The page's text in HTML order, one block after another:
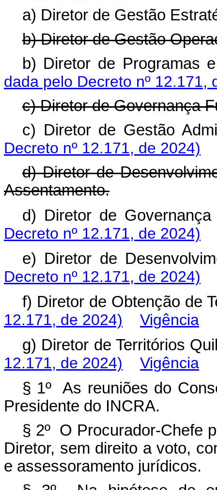
a) Diretor de Gestão
b) Diretor de Gestão
b) Diretor de
dada pelo Decreto nº 12.171,
c) Diretor de Governança
c) Diretor de Gestão
Decreto nº 12.171, de 2024)
d) Diretor de
Assentamento.
d) Diretor de
Decreto nº 12.171, de 2024)
e) Diretor de
Decreto nº 12.171, de 2024)
f) Diretor de Obtenção
12.171, de 2024)
Vigência
g) Diretor de Territórios
12.171, de 2024)
Vigência
§ 1º As reuniões do
Presidente do INCRA.
§ 2º O Procurador-Chefe
Diretor, sem direito a voto,
e assessoramento jurídicos.